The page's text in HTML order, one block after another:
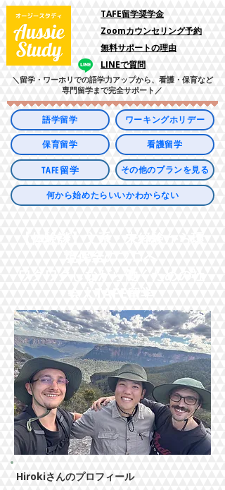
​TAFE留学奨学金
Zoomカウンセリング予約
​無料サポートの理由
LINEで質問
＼留学・ワーホリでの語学力アップから、看護・保育など
専門留学まで完全サポート／
語学留学
保育留学
TAFE留学
ワーキングホリデー
看護留学
その他のプランを見る
何から始めたらいいかわからない
Hirokiさんのプロフィール